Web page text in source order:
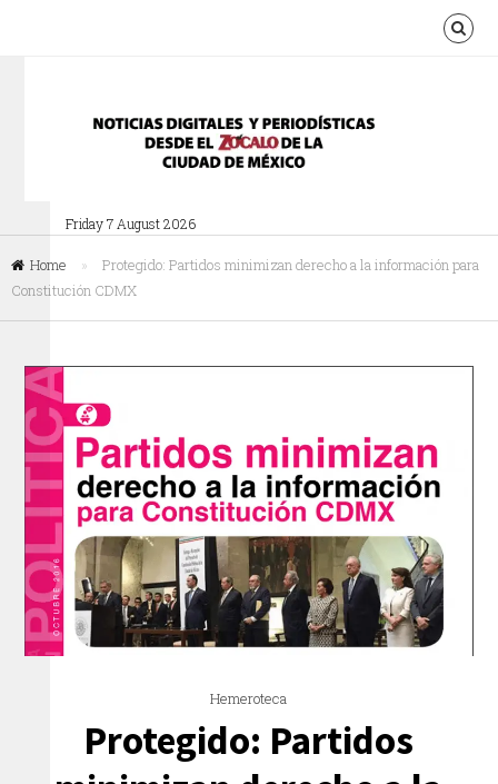
Friday 7 August 2026
Home »
Protegido: Partidos minimizan derecho a la información para
Constitución CDMX
Hemeroteca
Protegido: Partidos